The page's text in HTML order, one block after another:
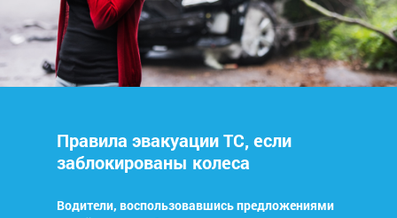
Правила эвакуации ТС, если
заблокированы колеса
Водители, воспользовавшись предложениями